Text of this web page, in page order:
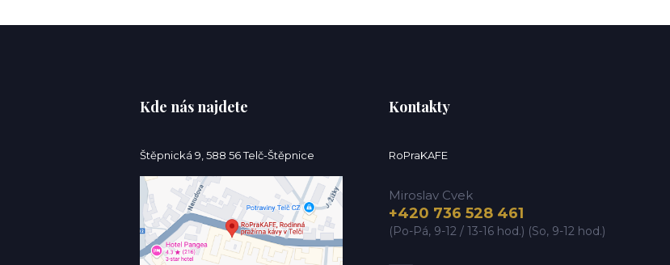
Kde nás najdete
Štěpnická 9, 588 56 Telč-Štěpnice
Kontakty
RoPraKAFE
Miroslav Cvek
+420 736 528 461
(Po-Pá, 9-12 / 13-16 hod.) (So, 9-12 hod.)